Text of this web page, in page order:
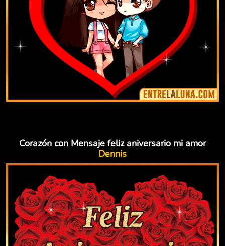
Corazón con Mensaje feliz aniversario mi amor
Dennis